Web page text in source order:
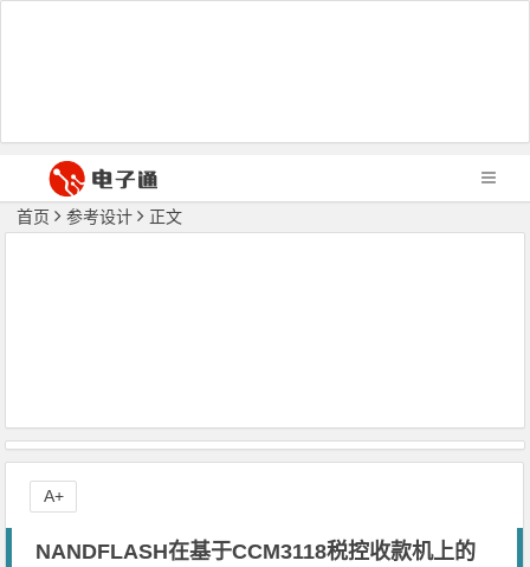
首页 参考设计 正文
NANDFLASH在基于CCM3118税控收款机上的
A+